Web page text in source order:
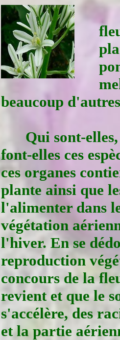
beaucoup
Qui sont-
font-elles ces
ces organes
plante ainsi que
l'alimenter dans
végétation
l'hiver. En se
reproduction
concours de la
revient et que le
s'accélère, des
et la partie